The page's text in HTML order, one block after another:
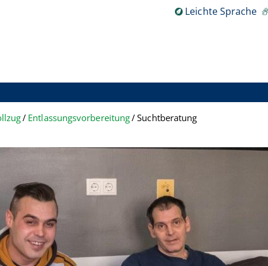
Leichte Sprache
Entlassungsvorbereitung Suchtberatung